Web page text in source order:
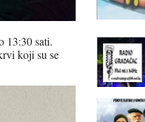
13:30 sati.
koji su se